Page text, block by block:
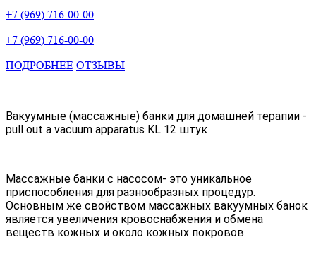
+7 (969) 716-00-00
+7 (969) 716-00-00
ПОДРОБНЕЕ ОТЗЫВЫ
Вакуумные (массажные) банки для домашней терапии -
pull out a vacuum apparatus KL 12 штук
Массажные банки с насосом- это уникальное
приспособления для разнообразных процедур.
Основным же свойством массажных вакуумных банок
является увеличения кровоснабжения и обмена
веществ кожных и около кожных покровов.